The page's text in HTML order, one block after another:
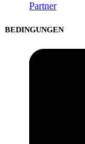
Partner
BEDINGUNGEN